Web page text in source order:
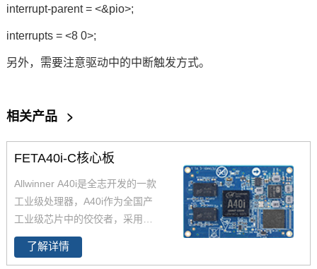
interrupt-parent = <&pio>;
interrupts = <8 0>;
另外，需要注意驱动中的中断触发方式。
相关产品 >
FETA40i-C核心板
Allwinner A40i是全志开发的一款
工业级处理器，A40i作为全国产
工业级芯片中的佼佼者，采用更
低功耗的4核ARM Cortex-A7架
构,工作温度-40-85℃,是一款高性
了解详情